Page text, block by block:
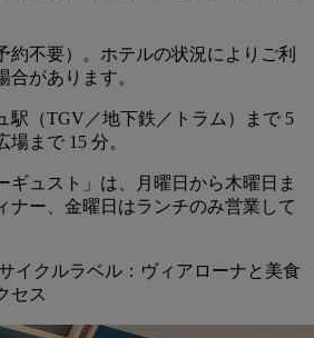
約不要）。ホテルの状況によりご利
合があります。
駅（TGV／地下鉄／トラム）まで 5
まで 15 分。
ギュスト」は、月曜日から木曜日ま
ナー、金曜日はランチのみ営業して
サイクルラベル：ヴィアローナと美食
セス